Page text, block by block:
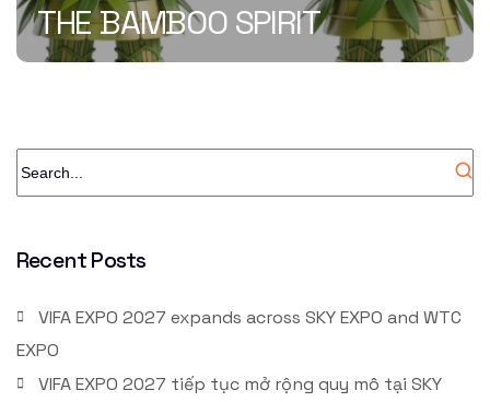
THE BAMBOO SPIRIT
Recent Posts
VIFA EXPO 2027 expands across SKY EXPO and WTC
EXPO
VIFA EXPO 2027 tiếp tục mở rộng quy mô tại SKY